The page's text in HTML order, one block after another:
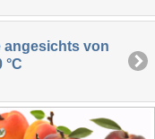
angesichts von
°C